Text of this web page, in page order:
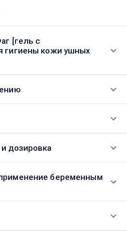
[гель с
гигиены кожи ушных
дозировка
беременным